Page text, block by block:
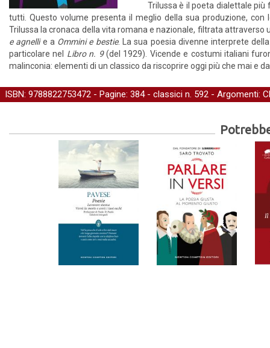
Trilussa è il poeta dialettale più
tutti. Questo volume presenta il meglio della sua produzione,
Trilussa la cronaca della vita romana e nazionale, filtrata attraverso
e agnellie a Ommini e bestie. La sua poesia divenne interprete
particolare nel Libro n. 9(del 1929). Vicende e costumi italiani
malinconia: elementi di un classico da riscoprire oggi più che mai e
ISBN: 9788822753472 - Pagine: 384 - classici n. 592 - Argomenti: